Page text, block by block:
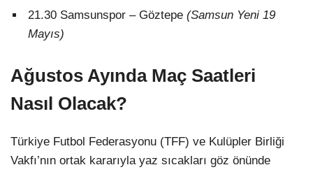
21.30 Samsunspor – Göztepe (Samsun Yeni 19
Mayıs)
Ağustos Ayında Maç Saatleri
Nasıl Olacak?
Türkiye Futbol Federasyonu (TFF) ve Kulüpler Birliği
Vakfı’nın ortak kararıyla yaz sıcakları göz önünde